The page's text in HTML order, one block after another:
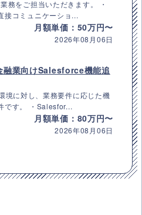
務をご担当いただきます。 ・
接コミュニケーショ...
月額単価：50万円〜
2026年08月06日
融業向けSalesforce機能追
境に対し、業務要件に応じた機
です。 ・Salesfor...
月額単価：80万円〜
2026年08月06日